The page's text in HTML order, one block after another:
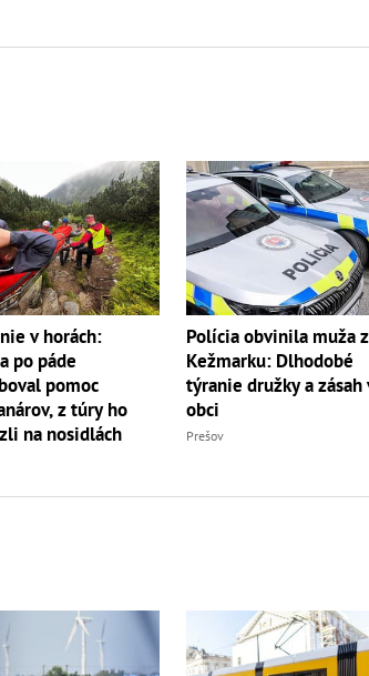
v horách:
po páde
pomoc
z túry ho
na nosidlách
Polícia obvinila muža z
Kežmarku: Dlhodobé
týranie družky a zásah
obci
Prešov